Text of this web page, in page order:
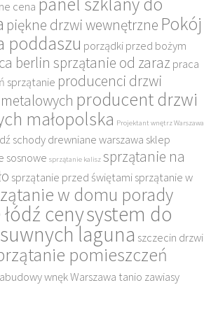
cena
piękne drzwi wewnętrzne Pokój
poddaszu porządki przed bożym
berlin sprzątanie od zarazpraca
sprzątanie producenci drzwi
producent drzwi
małopolska Projektant wnętrz Warszawa
schody drewniane warszawa sklep
sosnowe sprzątanie kalisz sprzątanie na
sprzątanie przed świętamisprzątanie w
w domu porady
cenysystem do
laguna szczecin drzwi
pomieszczeń
wnęk Warszawa tanio zawiasy